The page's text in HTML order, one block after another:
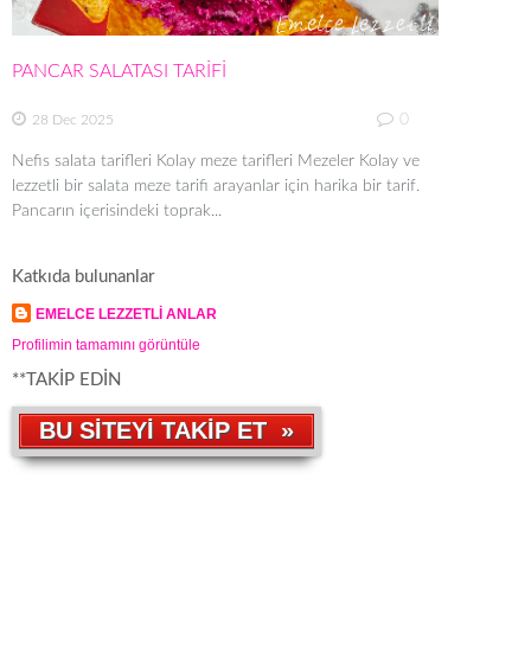
PANCAR SALATASI TARİFİ
28 Dec 2025 0
Nefis salata tarifleri Kolay meze tarifleri Mezeler Kolay ve
lezzetli bir salata meze tarifi arayanlar için harika bir tarif.
Pancarın içerisindeki toprak...
Katkıda bulunanlar
EMELCE LEZZETLİ ANLAR
Profilimin tamamını görüntüle
**TAKİP EDİN
BU SİTEYİ TAKİP ET »